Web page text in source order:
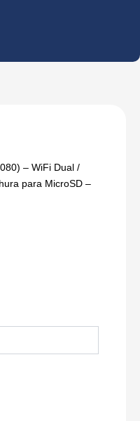
– WiFi Dual /
para MicroSD –